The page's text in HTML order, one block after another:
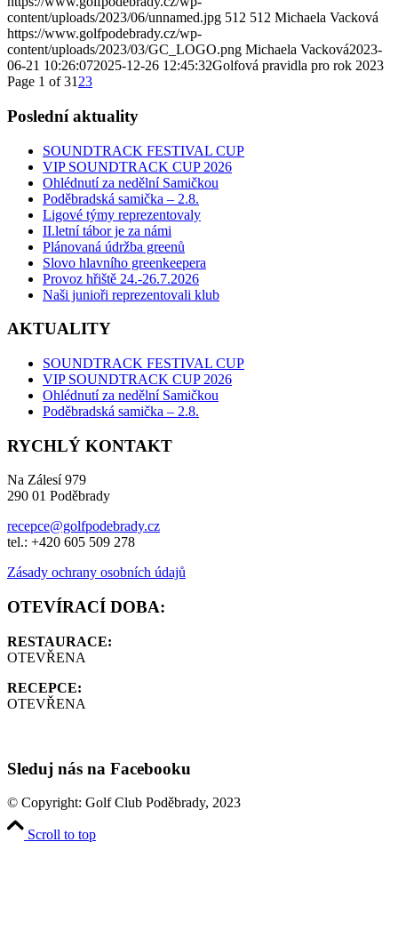
content/uploads/2023/06/unnamed.jpg 512 512 Michaela Vacková
https://www.golfpodebrady.cz/wp-
content/uploads/2023/03/GC_LOGO.png Michaela Vacková2023-
06-21 10:26:072025-12-26 12:45:32Golfová pravidla pro rok 2023
Page 1 of 31 23
Poslední aktuality
SOUNDTRACK FESTIVAL CUP
VIP SOUNDTRACK CUP 2026
Ohlédnutí za nedělní Samičkou
Poděbradská samička – 2.8.
Ligové týmy reprezentovaly
II.letní tábor je za námi
Plánovaná údržba greenů
Slovo hlavního greenkeepera
Provoz hřiště 24.-26.7.2026
Naši junioři reprezentovali klub
AKTUALITY
SOUNDTRACK FESTIVAL CUP
VIP SOUNDTRACK CUP 2026
Ohlédnutí za nedělní Samičkou
Poděbradská samička – 2.8.
RYCHLÝ KONTAKT
Na Zálesí 979
290 01 Poděbrady
recepce@golfpodebrady.cz
tel.: +420 605 509 278
Zásady ochrany osobních údajů
OTEVÍRACÍ DOBA:
RESTAURACE:
OTEVŘENA
RECEPCE:
OTEVŘENA
Sleduj nás na Facebooku
© Copyright: Golf Club Poděbrady, 2023
Scroll to top